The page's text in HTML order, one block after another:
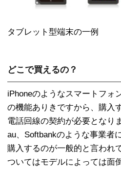
タブレット型端末の一例
どこで買えるの？
iPhoneのようなスマートフォ
の機能ありきですから、購入
電話回線の契約が必要となり
au、Softbankのような事業者
購入するのが一般的と言われ
ついてはモデルによっては面